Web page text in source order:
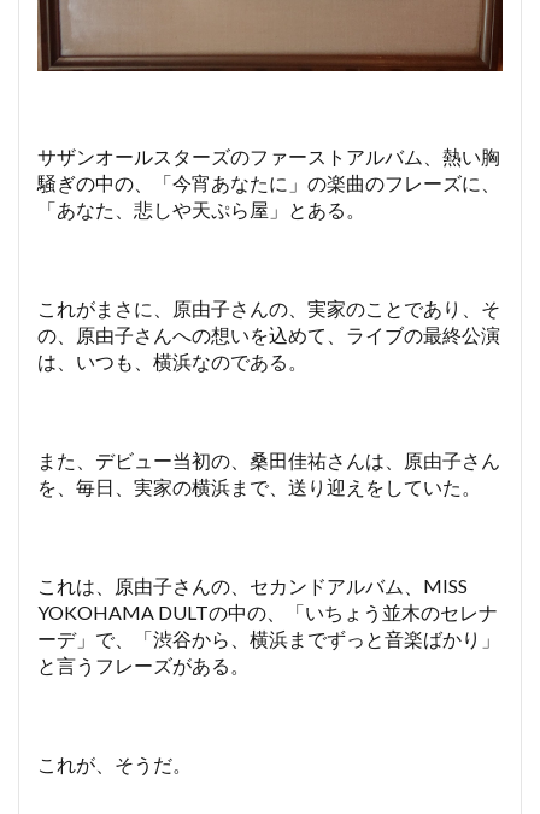
サザンオールスターズのファーストアルバム、熱い胸
騒ぎの中の、「今宵あなたに」の楽曲のフレーズに、
「あなた、悲しや天ぷら屋」とある。
これがまさに、原由子さんの、実家のことであり、そ
の、原由子さんへの想いを込めて、ライブの最終公演
は、いつも、横浜なのである。
また、デビュー当初の、桑田佳祐さんは、原由子さん
を、毎日、実家の横浜まで、送り迎えをしていた。
これは、原由子さんの、セカンドアルバム、MISS
YOKOHAMA DULTの中の、「いちょう並木のセレナ
ーデ」で、「渋谷から、横浜までずっと音楽ばかり」
と言うフレーズがある。
これが、そうだ。